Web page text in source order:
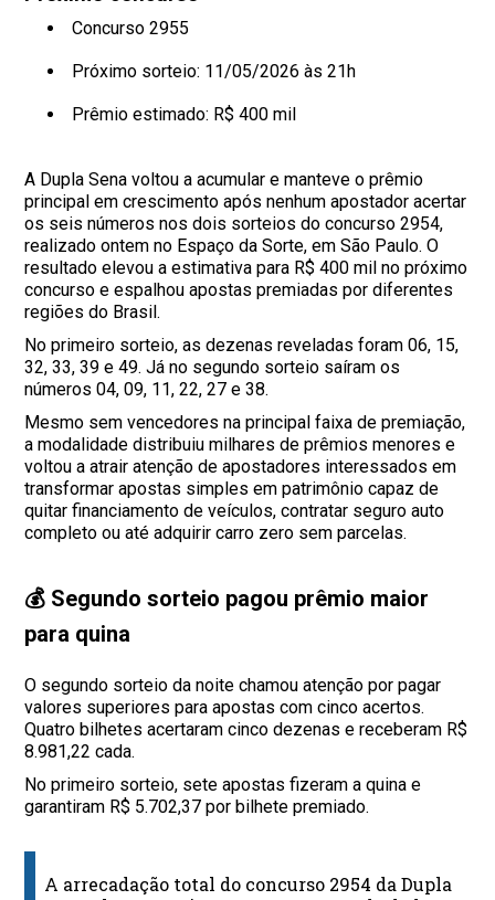
Concurso 2955
Próximo sorteio: 11/05/2026 às 21h
Prêmio estimado: R$ 400 mil
A Dupla Sena voltou a acumular e manteve o prêmio
principal em crescimento após nenhum apostador acertar
os seis números nos dois sorteios do concurso 2954,
realizado ontem no Espaço da Sorte, em São Paulo. O
resultado elevou a estimativa para R$ 400 mil no próximo
concurso e espalhou apostas premiadas por diferentes
regiões do Brasil.
No primeiro sorteio, as dezenas reveladas foram 06, 15,
32, 33, 39 e 49. Já no segundo sorteio saíram os
números 04, 09, 11, 22, 27 e 38.
Mesmo sem vencedores na principal faixa de premiação,
a modalidade distribuiu milhares de prêmios menores e
voltou a atrair atenção de apostadores interessados em
transformar apostas simples em patrimônio capaz de
quitar financiamento de veículos, contratar seguro auto
completo ou até adquirir carro zero sem parcelas.
💰 Segundo sorteio pagou prêmio maior
para quina
O segundo sorteio da noite chamou atenção por pagar
valores superiores para apostas com cinco acertos.
Quatro bilhetes acertaram cinco dezenas e receberam R$
8.981,22 cada.
No primeiro sorteio, sete apostas fizeram a quina e
garantiram R$ 5.702,37 por bilhete premiado.
A arrecadação total do concurso 2954 da Dupla